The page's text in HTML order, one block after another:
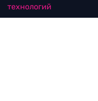
технологий